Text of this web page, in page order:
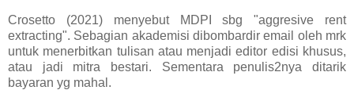
Crosetto (2021) menyebut MDPI sbg "aggresive rent
extracting". Sebagian akademisi dibombardir email oleh mrk
untuk menerbitkan tulisan atau menjadi editor edisi khusus,
atau jadi mitra bestari. Sementara penulis2nya ditarik
bayaran yg mahal.